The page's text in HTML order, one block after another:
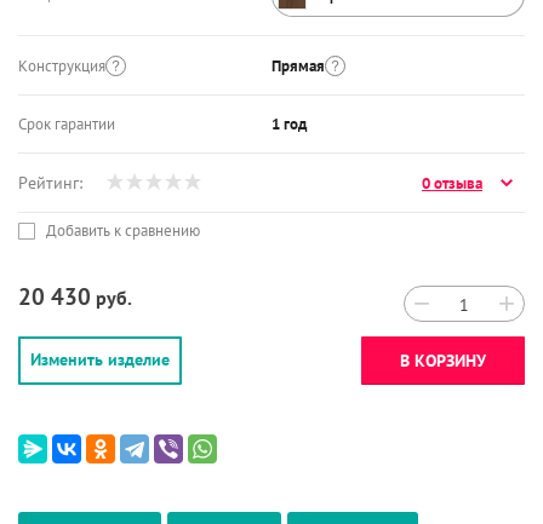
Конструкция Прямая
Срок гарантии 1 год
Рейтинг: 0 отзыва
Добавить к сравнению
20 430 руб. − +
Изменить изделие В КОРЗИНУ